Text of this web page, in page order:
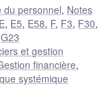
du personnel, Notes
E, E5, E58, F, F3, F30,
G23
et gestion
financière,
systémique